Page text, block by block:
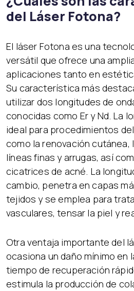
del Láser Fotona?
El láser Fotona es una
versátil que ofrece una
aplicaciones tanto en
Su característica más
utilizar dos longitudes de
conocidas como Er y Nd. La
ideal para procedimientos
como la renovación cutánea,
líneas finas y arrugas, así
cicatrices de acné. La
cambio, penetra en capas
tejidos y se emplea para
vasculares, tensar la piel y
Otra ventaja importante del
ocasiona un daño mínimo en
tiempo de recuperación
estimula la producción de